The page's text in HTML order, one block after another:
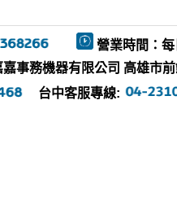
營業時間：每
嘉事務機器有限公司 高雄市
台中客服專線: